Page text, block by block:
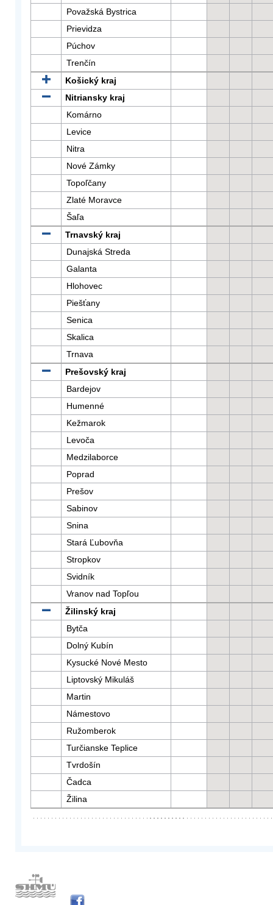
Považská Bystrica
Prievidza
Púchov
Trenčín
Košický kraj
Nitriansky kraj
Komárno
Levice
Nitra
Nové Zámky
Topoľčany
Zlaté Moravce
Šaľa
Trnavský kraj
Dunajská Streda
Galanta
Hlohovec
Piešťany
Senica
Skalica
Trnava
Prešovský kraj
Bardejov
Humenné
Kežmarok
Levoča
Medzilaborce
Poprad
Prešov
Sabinov
Snina
Stará Ľubovňa
Stropkov
Svidník
Vranov nad Topľou
Žilinský kraj
Bytča
Dolný Kubín
Kysucké Nové Mesto
Liptovský Mikuláš
Martin
Námestovo
Ružomberok
Turčianske Teplice
Tvrdošín
Čadca
Žilina